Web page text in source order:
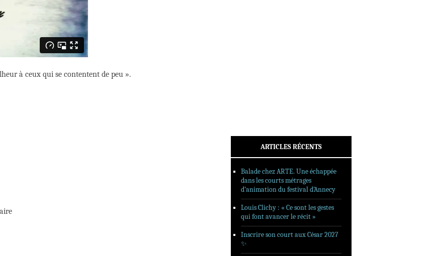
à ceux qui se contentent de peu ».
ARTICLES RÉCENTS
Balade chez ARTE. Une échappée
dans les courts métrages
d’animation du festival d’Annecy
Louis Clichy : « Ce sont les gestes
qui font avancer le récit »
Inscrire son court aux César 2027
✨